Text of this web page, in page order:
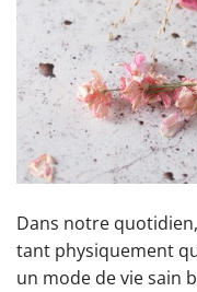
Dans notre
tant physiquement
un mode de vie sain